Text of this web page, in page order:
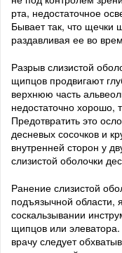
рта, недостаточное
Бывает так, что щечки
раздавливая ее во
Разрыв слизистой
щипцов продвигают
верхнюю часть
недостаточно хорошо,
Предотвратить это
десневых сосочков и
внутренней сторон у
слизистой оболочки
Ранение слизистой
подъязычной области,
соскальзывании
щипцов или
врачу следует